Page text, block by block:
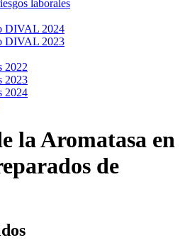
laborales
DIVAL 2024
DIVAL 2023
2022
2023
2024
la Aromatasa en
de